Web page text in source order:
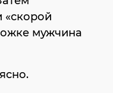
«скорой
мужчина